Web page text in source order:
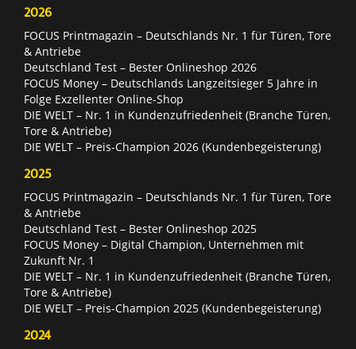
2026
FOCUS Printmagazin – Deutschlands Nr. 1 für Türen, Tore
& Antriebe
Deutschland Test – Bester Onlineshop 2026
FOCUS Money – Deutschlands Langzeitsieger 5 Jahre in
Folge Exzellenter Online-Shop
DIE WELT – Nr. 1 in Kundenzufriedenheit (Branche Türen,
Tore & Antriebe)
DIE WELT – Preis-Champion 2026 (Kundenbegeisterung)
2025
FOCUS Printmagazin – Deutschlands Nr. 1 für Türen, Tore
& Antriebe
Deutschland Test – Bester Onlineshop 2025
FOCUS Money – Digital Champion, Unternehmen mit
Zukunft Nr. 1
DIE WELT – Nr. 1 in Kundenzufriedenheit (Branche Türen,
Tore & Antriebe)
DIE WELT – Preis-Champion 2025 (Kundenbegeisterung)
2024